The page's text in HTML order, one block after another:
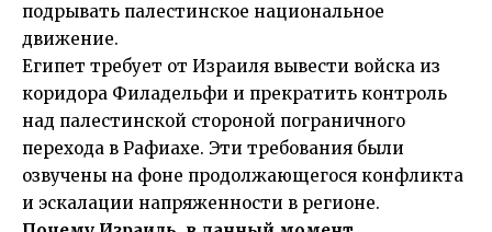
подрывать палестинское национальное
движение.
Египет требует от Израиля вывести войска из
коридора Филадельфи и прекратить контроль
над палестинской стороной пограничного
перехода в Рафиахе. Эти требования были
озвучены на фоне продолжающегося конфликта
и эскалации напряженности в регионе.